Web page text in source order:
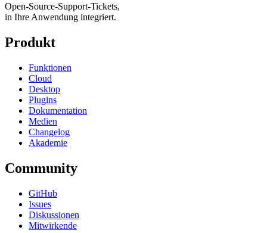
Open-Source-Support-Tickets,
in Ihre Anwendung integriert.
Produkt
Funktionen
Cloud
Desktop
Plugins
Dokumentation
Medien
Changelog
Akademie
Community
GitHub
Issues
Diskussionen
Mitwirkende